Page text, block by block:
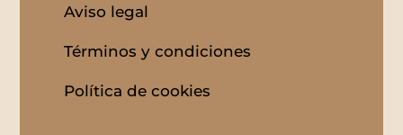
Aviso legal
Términos y condiciones
Política de cookies